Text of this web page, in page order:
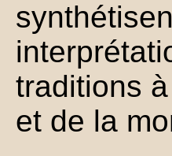
traditions
et de la